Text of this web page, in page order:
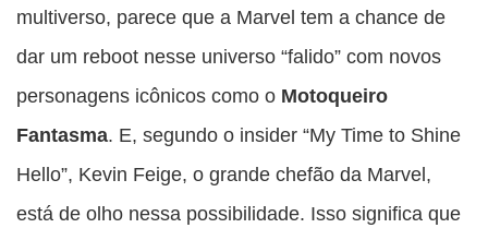
multiverso, parece que a Marvel tem a chance de
dar um reboot nesse universo “falido” com novos
personagens icônicos como o Motoqueiro
Fantasma. E, segundo o insider “My Time to Shine
Hello”, Kevin Feige, o grande chefão da Marvel,
está de olho nessa possibilidade. Isso significa que